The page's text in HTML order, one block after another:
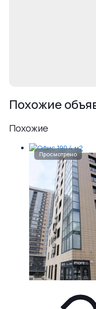
Похожие
Похожие